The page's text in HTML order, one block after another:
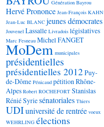
Génération Bayrou
Hervé Prononce Jean-François KAHN
Jean-Luc BLANC jeunes démocrates
Jouvenel Lassalle Livradois législatives
Marc Fesneau Michel FANGET
MoDem municipales
présidentielles
présidentielles 2012 Puy-
de-Dôme Pénicaud pétitionRhône-
Alpes Robert ROCHEFORT Stanislas
RéniéSyriesénatoriales Thiers
UDIuniversité de rentrée voeux
WEHRLING élections